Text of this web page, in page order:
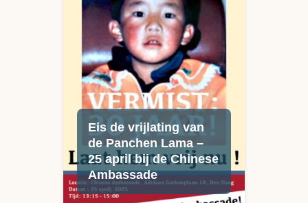
Eis de vrijlating van
de Panchen Lama –
25 april bij de Chinese
Ambassade